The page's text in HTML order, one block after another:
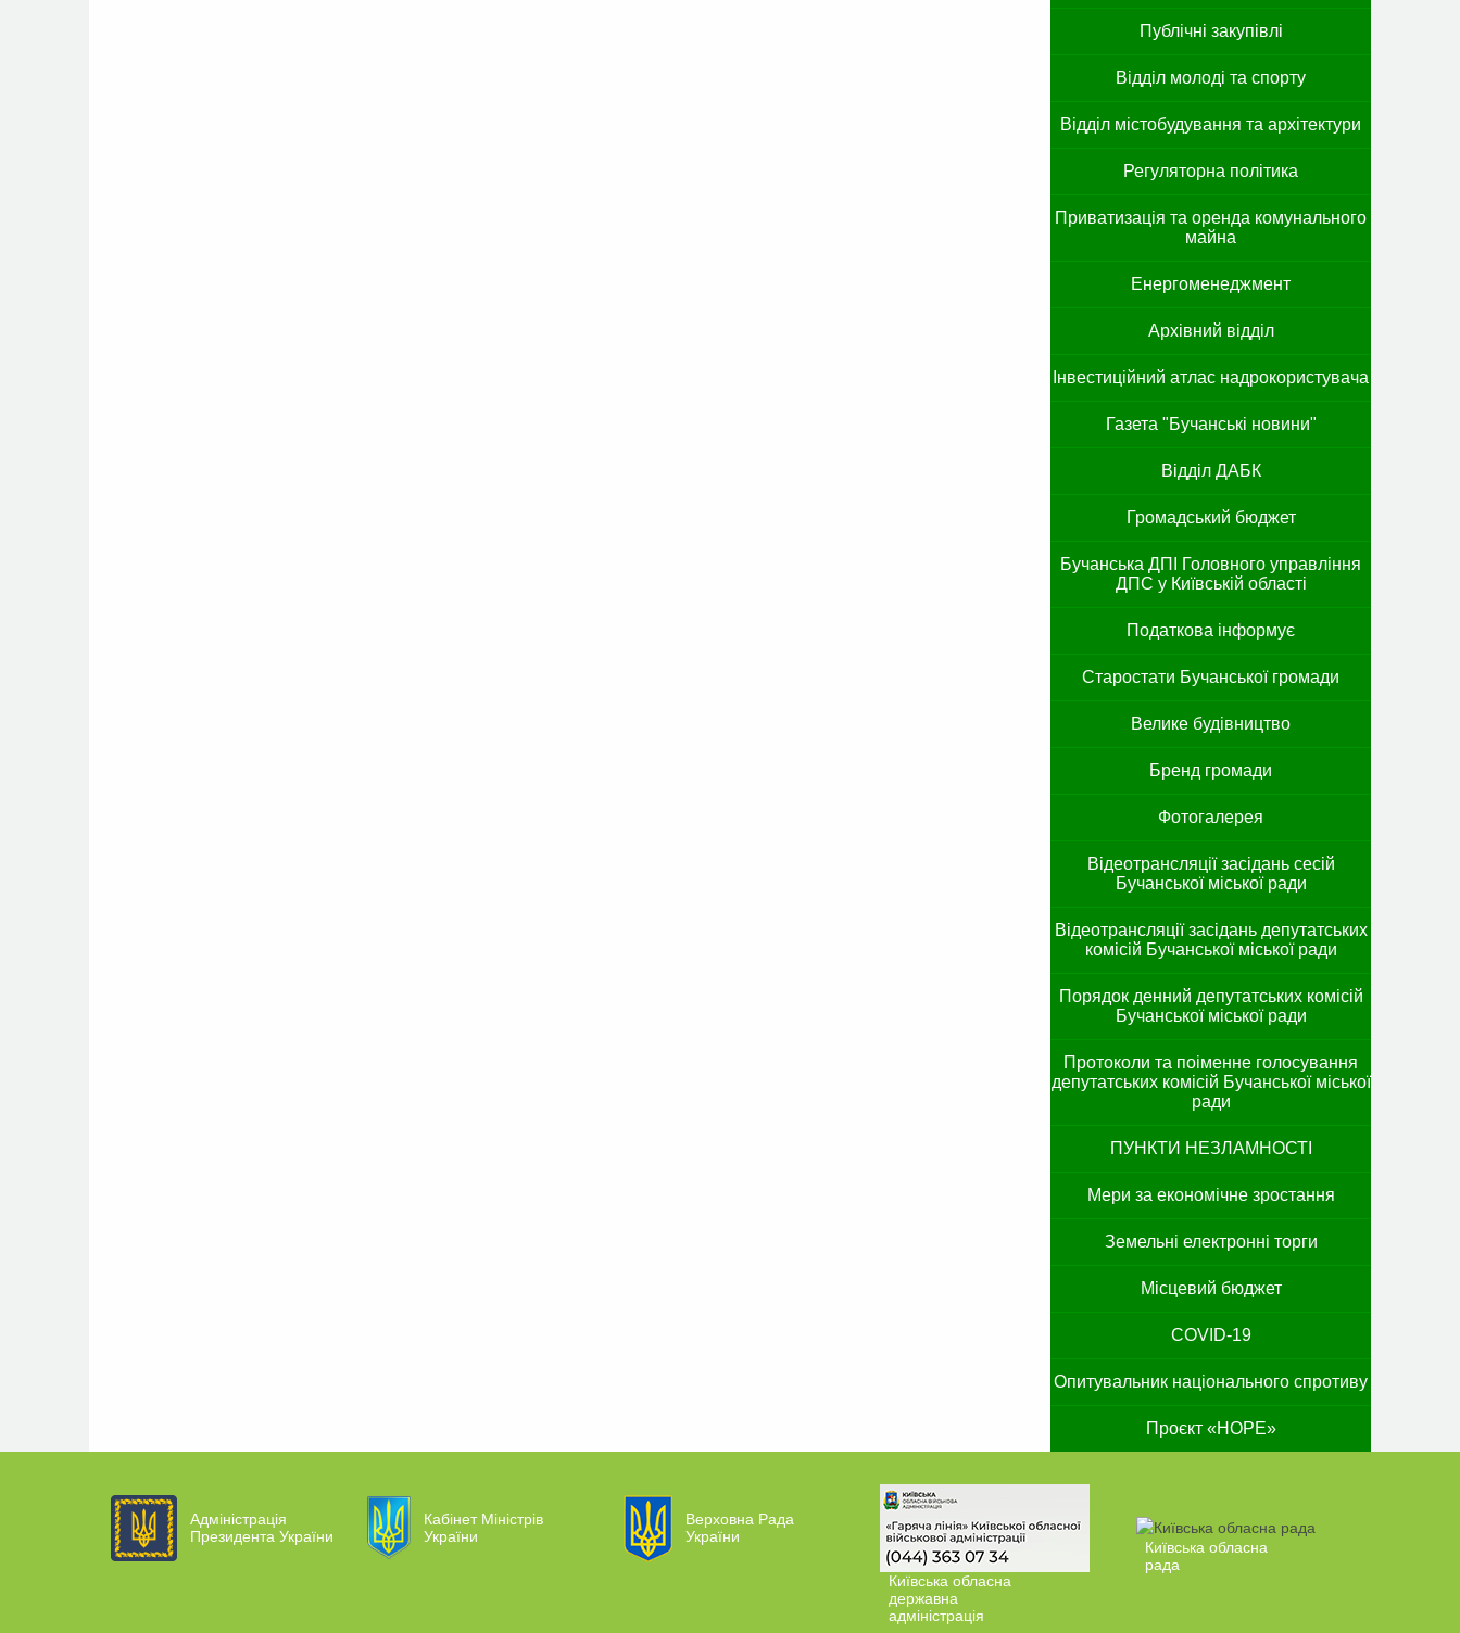
Публічні закупівлі
Відділ молоді та спорту
Відділ містобудування та архітектури
Регуляторна політика
Приватизація та оренда комунального
майна
Енергоменеджмент
Архівний відділ
Інвестиційний атлас надрокористувача
Газета "Бучанські новини"
Відділ ДАБК
Громадський бюджет
Бучанська ДПІ Головного управління
ДПС у Київській області
Податкова інформує
Старостати Бучанської громади
Велике будівництво
Бренд громади
Фотогалерея
Відеотрансляції засідань сесій
Бучанської міської ради
Відеотрансляції засідань депутатських
комісій Бучанської міської ради
Порядок денний депутатських комісій
Бучанської міської ради
Протоколи та поіменне голосування
депутатських комісій Бучанської міської
ради
ПУНКТИ НЕЗЛАМНОСТІ
Мери за економічне зростання
Земельні електронні торги
Місцевий бюджет
COVID-19
Опитувальник національного спротиву
Проєкт «HOPE»
Адміністрація
Президента України
Кабінет Міністрів
України
Верховна Рада
України
Київська обласна
державна
адміністрація
Київська обласна
рада